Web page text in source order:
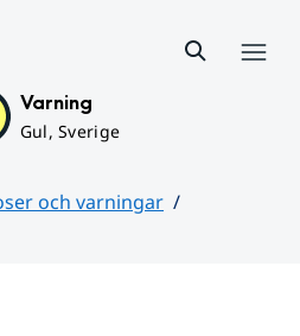
Varning
Gul, Sverige
och varningar